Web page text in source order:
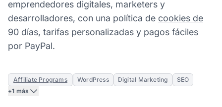
emprendedores digitales, marketers y
desarrolladores, con una política de cookies de
90 días, tarifas personalizadas y pagos fáciles
por PayPal.
Affiliate Programs WordPress Digital Marketing
SEO
+1 más